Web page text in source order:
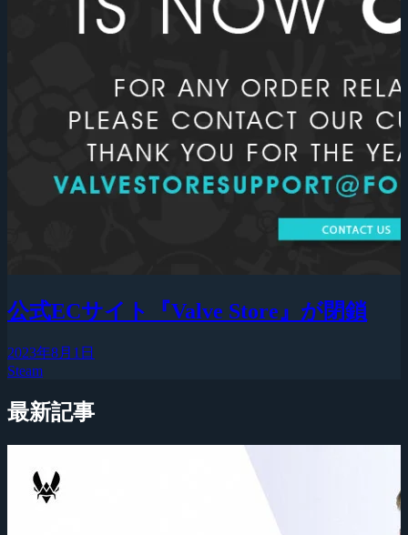
公式ECサイト『Valve Store』が閉鎖
2023年8月1日
Steam
最新記事